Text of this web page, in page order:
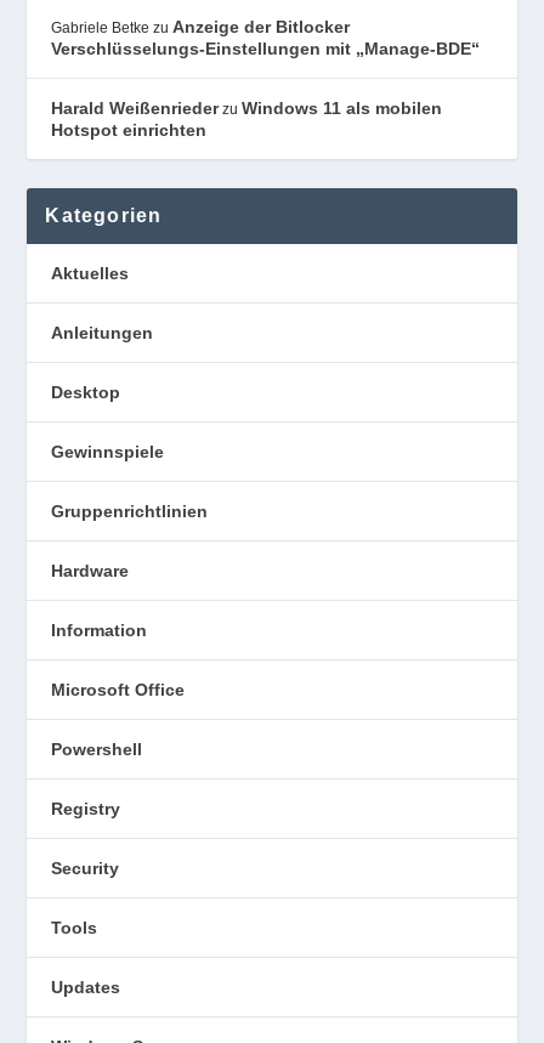
Gabriele Betke zuAnzeige der Bitlocker
Verschlüsselungs-Einstellungen mit „Manage-BDE“
Harald WeißenriederzuWindows 11 als mobilen
Hotspot einrichten
Kategorien
Aktuelles
Anleitungen
Desktop
Gewinnspiele
Gruppenrichtlinien
Hardware
Information
Microsoft Office
Powershell
Registry
Security
Tools
Updates